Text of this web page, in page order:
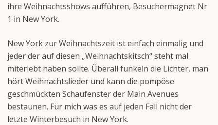
ihre Weihnachtsshows aufführen, Besuchermagnet Nr
1 in New York.
New York zur Weihnachtszeit ist einfach einmalig und
jeder der auf diesen „Weihnachtskitsch“ steht mal
miterlebt haben sollte. Überall funkeln die Lichter, man
hört Weihnachtslieder und kann die pompöse
geschmückten Schaufenster der Main Avenues
bestaunen. Für mich was es auf jeden Fall nicht der
letzte Winterbesuch in New York.